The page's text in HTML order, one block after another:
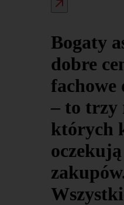
Bogaty
dobre
fachowe
– to trzy
których